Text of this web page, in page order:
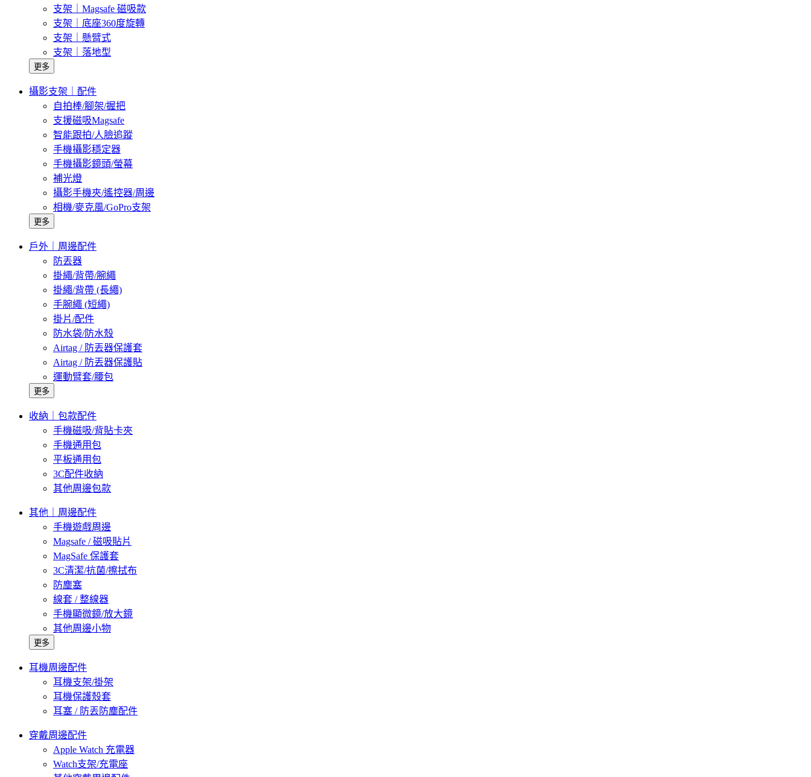
支架｜Magsafe 磁吸款
支架｜底座360度旋轉
支架｜懸臂式
支架｜落地型
更多
攝影支架｜配件
自拍棒/腳架/握把
支援磁吸Magsafe
智能跟拍/人臉追蹤
手機攝影穩定器
手機攝影鏡頭/螢幕
補光燈
攝影手機夾/遙控器/周邊
相機/麥克風/GoPro支架
更多
戶外｜周邊配件
防丟器
掛繩/背帶/腕繩
掛繩/背帶 (長繩)
手腕繩 (短繩)
掛片/配件
防水袋/防水殼
Airtag / 防丟器保護套
Airtag / 防丟器保護貼
運動臂套/腰包
更多
收納｜包款配件
手機磁吸/背貼卡夾
手機通用包
平板通用包
3C配件收納
其他周邊包款
其他｜周邊配件
手機遊戲周邊
Magsafe / 磁吸貼片
MagSafe 保護套
3C清潔/抗菌/擦拭布
防塵塞
線套 / 整線器
手機顯微鏡/放大鏡
其他周邊小物
更多
耳機周邊配件
耳機支架/掛架
耳機保護殼套
耳塞 / 防丟防塵配件
穿戴周邊配件
Apple Watch 充電器
Watch支架/充電座